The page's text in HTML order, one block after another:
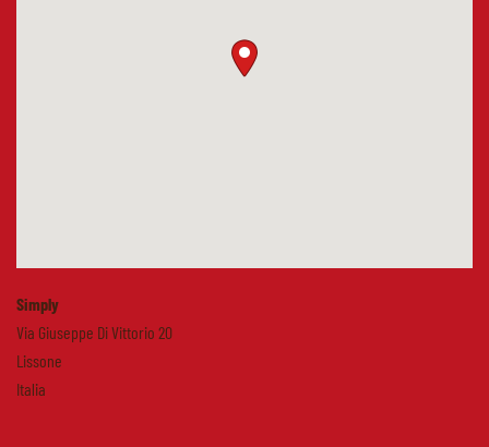
Simply
Via Giuseppe Di Vittorio 20
Lissone
Italia